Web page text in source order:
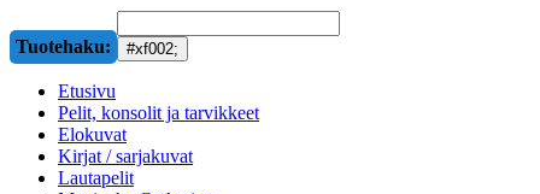
Tuotehaku:
Etusivu
Pelit, konsolit ja tarvikkeet
Elokuvat
Kirjat / sarjakuvat
Lautapelit